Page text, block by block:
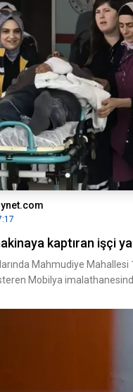
kaptıran işçi
Mahmudiye Mahallesi
Mobilya